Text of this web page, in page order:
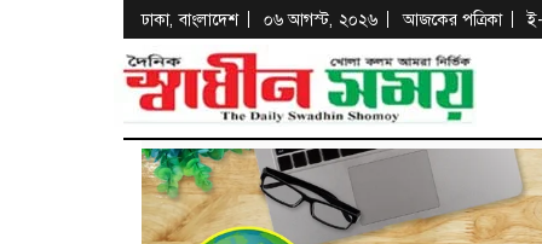
ঢাকা, বাংলাদেশ ০৬ আগস্ট, ২০২৬ আজকের পত্রিকা